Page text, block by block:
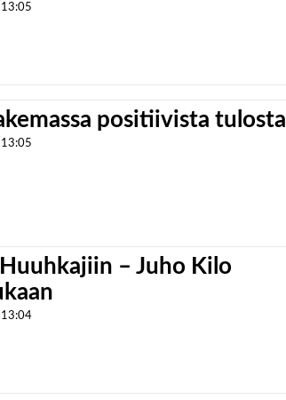
13:05
positiivista tulosta
13:05
– Juho Kilo
13:04